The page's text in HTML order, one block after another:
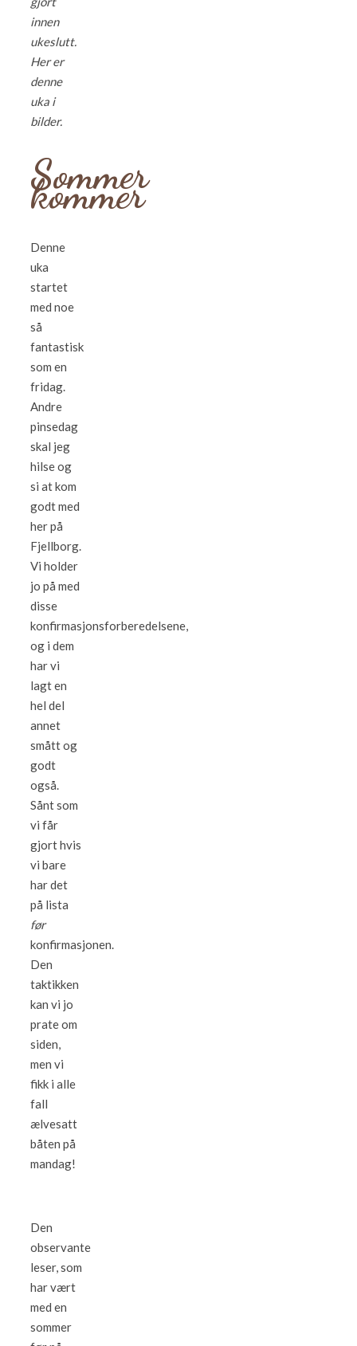
innen
ukeslutt.
Her er
denne
uka i
bilder.
Sommer
kommer
Denne
uka
startet
med noe
så
fantastisk
som en
fridag.
Andre
pinsedag
skal jeg
hilse og
si at kom
godt med
her på
Fjellborg.
Vi holder
jo på med
disse
konfirmasjonsforberedelsene,
og i dem
har vi
lagt en
hel del
annet
smått og
godt
også.
Sånt som
vi får
gjort hvis
vi bare
har det
på lista
før
konfirmasjonen.
Den
taktikken
kan vi jo
prate om
siden,
men vi
fikk i alle
fall
ælvesatt
båten på
mandag!
Den
observante
leser, som
har vært
med en
sommer